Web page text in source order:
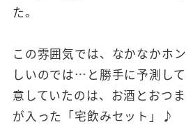
た。
この雰囲気では、なかなかホ
しいのでは…と勝手に予測し
意していたのは、お酒とおつ
が入った「宅飲みセット」♪